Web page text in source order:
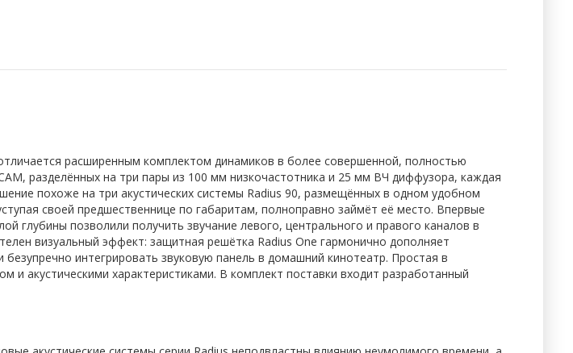
расширенным комплектом динамиков в более совершенной, полностью
разделённых на три пары из 100 мм низкочастотника и 25 мм ВЧ диффузора, каждая
похоже на три акустических системы Radius 90, размещённых в одном удобном
своей предшественнице по габаритам, полноправно займёт её место. Впервые
глубины позволили получить звучание левого, центрального и правого каналов в
визуальный эффект: защитная решётка Radius One гармонично дополняет
интегрировать звуковую панель в домашний кинотеатр. Простая в
акустическими характеристиками. В комплект поставки входит разработанный